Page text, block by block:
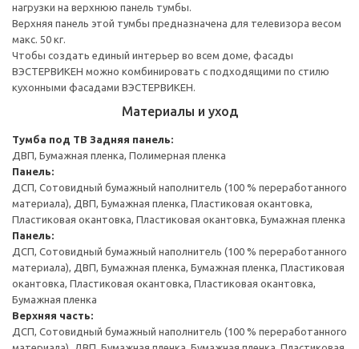
нагрузки на верхнюю панель тумбы.
Верхняя панель этой тумбы предназначена для телевизора весом
макс. 50 кг.
Чтобы создать единый интерьер во всем доме, фасады
ВЭСТЕРВИКЕН можно комбинировать с подходящими по стилю
кухонными фасадами ВЭСТЕРВИКЕН.
Материалы и уход
Тумба под ТВ Задняя панель:
ДВП, Бумажная пленка, Полимерная пленка
Панель:
ДСП, Сотовидный бумажный наполнитель (100 % переработанного
материала), ДВП, Бумажная пленка, Пластиковая окантовка,
Пластиковая окантовка, Пластиковая окантовка, Бумажная пленка
Панель:
ДСП, Сотовидный бумажный наполнитель (100 % переработанного
материала), ДВП, Бумажная пленка, Бумажная пленка, Пластиковая
окантовка, Пластиковая окантовка, Пластиковая окантовка,
Бумажная пленка
Верхняя часть:
ДСП, Сотовидный бумажный наполнитель (100 % переработанного